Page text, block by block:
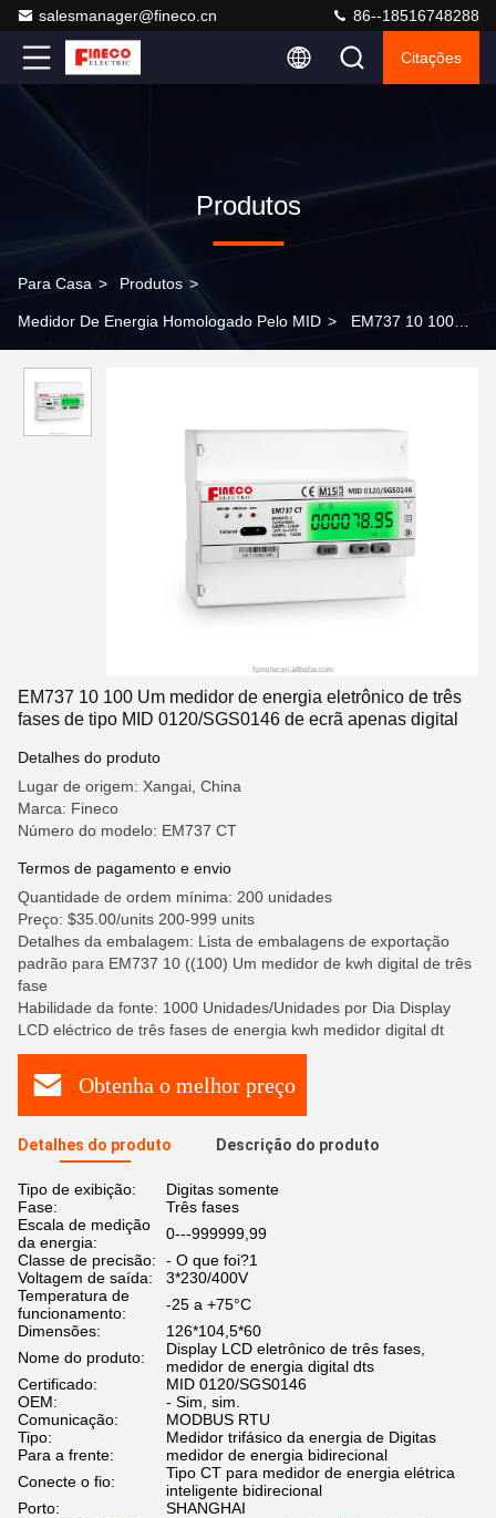
salesmanager@fineco.cn 86--18516748288
Citações
Produtos
Para Casa > Produtos >
Medidor De Energia Homologado Pelo MID > EM737 10 100
0120/SGS0146 de ecrã apenas digital
EM737 10 100 Um medidor de energia eletrônico de três
fases de tipo MID 0120/SGS0146 de ecrã apenas digital
Detalhes do produto
Lugar de origem: Xangai, China
Marca: Fineco
Número do modelo: EM737 CT
Termos de pagamento e envio
Quantidade de ordem mínima: 200 unidades
Preço: $35.00/units 200-999 units
Detalhes da embalagem: Lista de embalagens de exportação
padrão para EM737 10 ((100) Um medidor de kwh digital de três
fase
Habilidade da fonte: 1000 Unidades/Unidades por Dia Display
LCD eléctrico de três fases de energia kwh medidor digital dt
Obtenha o melhor preço
Detalhes do produto Descrição do produto
Tipo de exibição:
Digitas somente
Fase:
Três fases
Escala de medição
da energia:
0---999999,99
Classe de precisão:
- O que foi?1
Voltagem de saída:
3*230/400V
Temperatura de
funcionamento:
-25 a +75°C
Dimensões:
126*104,5*60
Nome do produto:
Display LCD eletrônico de três fases,
medidor de energia digital dts
Certificado:
MID 0120/SGS0146
OEM:
- Sim, sim.
Comunicação:
MODBUS RTU
Tipo:
Medidor trifásico da energia de Digitas
Para a frente:
medidor de energia bidirecional
Conecte o fio:
Tipo CT para medidor de energia elétrica
inteligente bidirecional
Porto:
SHANGHAI